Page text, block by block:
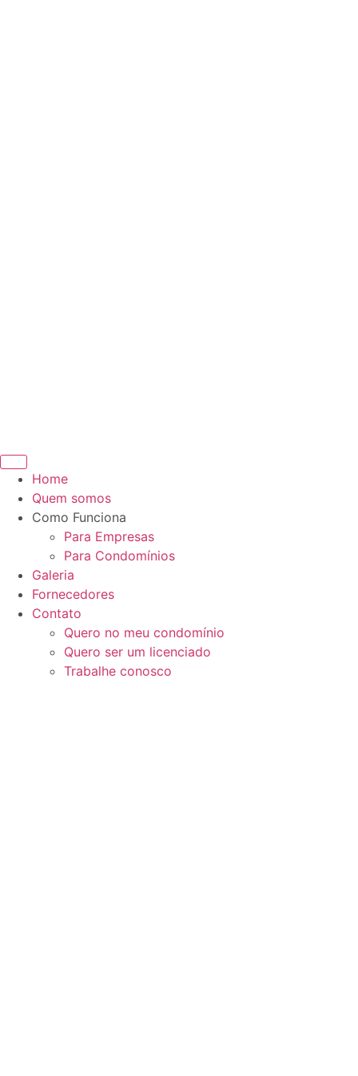
Home
Quem somos
Como Funciona
Para Empresas
Para Condomínios
Galeria
Fornecedores
Contato
Quero no meu condomínio
Quero ser um licenciado
Trabalhe conosco